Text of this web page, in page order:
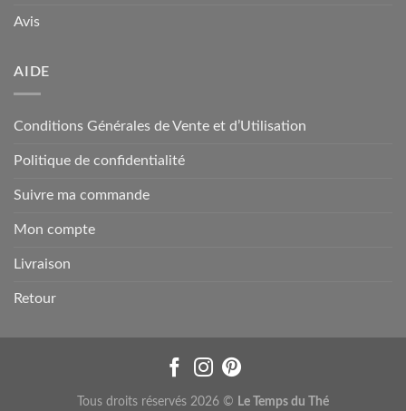
Avis
AIDE
Conditions Générales de Vente et d’Utilisation
Politique de confidentialité
Suivre ma commande
Mon compte
Livraison
Retour
Tous droits réservés 2026 © Le Temps du Thé